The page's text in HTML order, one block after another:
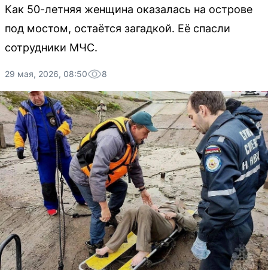
Как 50-летняя женщина оказалась на острове
под мостом, остаётся загадкой. Её спасли
сотрудники МЧС.
29 мая, 2026, 08:50 8